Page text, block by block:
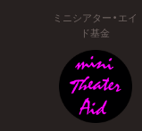
ミニシアター・エイ
ド基金